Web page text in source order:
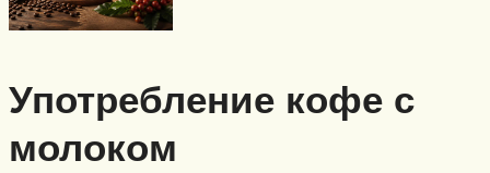
Употребление кофе с
молоком